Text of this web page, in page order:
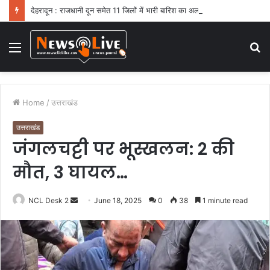
देहरादून : राजधानी दून समेत 11 जिलों में भारी बारिश का अलर्ट
Menu
Home / उत्तराखंड
उत्तराखंड
जंगलचट्टी पर भूस्खलन: 2 की
मौत, 3 घायल…
NCL Desk 2
n
d
a
June 18, 2025 0 38 1 minute read